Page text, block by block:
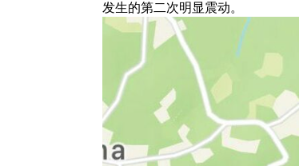
发生的第二次明显震动。